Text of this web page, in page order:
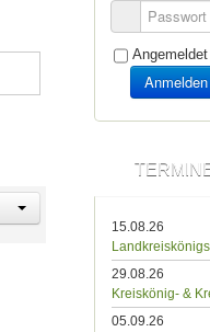
Passwort
Anmelden
15.08.26
29.08.26
Kreiskönig- &
05.09.26